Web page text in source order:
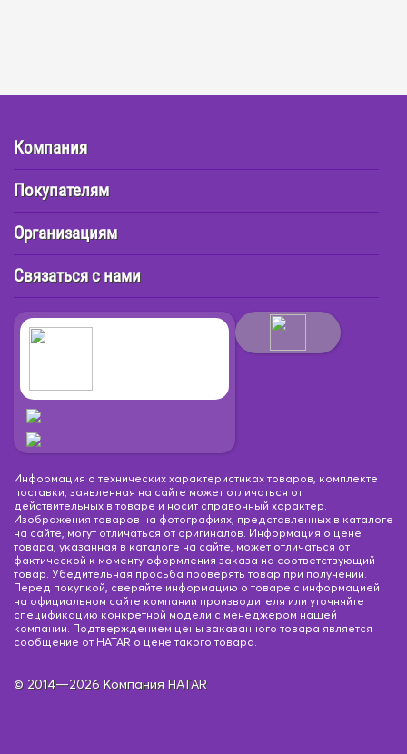
Компания
Покупателям
Организациям
Связаться с нами
Информация о технических характеристиках товаров, комплекте
поставки, заявленная на сайте может отличаться от
действительных в товаре и носит справочный характер.
Изображения товаров на фотографиях, представленных в каталоге
на сайте, могут отличаться от оригиналов. Информация о цене
товара, указанная в каталоге на сайте, может отличаться от
фактической к моменту оформления заказа на соответствующий
товар. Убедительная просьба проверять товар при получении.
Перед покупкой, сверяйте информацию о товаре с информацией
на официальном сайте компании производителя или уточняйте
спецификацию конкретной модели с менеджером нашей
компании. Подтверждением цены заказанного товара является
сообщение от HATAR о цене такого товара.
© 2014—2026 Компания HATAR